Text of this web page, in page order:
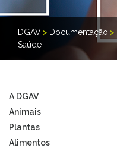
DGAV > Documentação >
Saúde
A DGAV
Animais
Plantas
Alimentos